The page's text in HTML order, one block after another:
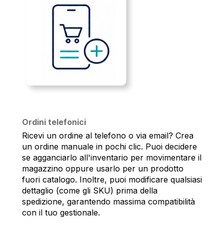
Ordini telefonici
Ricevi un ordine al telefono o via email? Crea
un ordine manuale in pochi clic. Puoi decidere
se agganciarlo all'inventario per movimentare il
magazzino oppure usarlo per un prodotto
fuori catalogo. Inoltre, puoi modificare qualsiasi
dettaglio (come gli SKU) prima della
spedizione, garantendo massima compatibilità
con il tuo gestionale.